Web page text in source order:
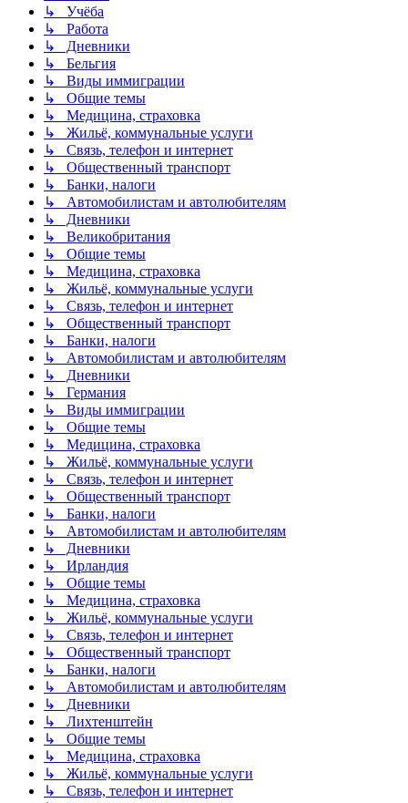
↳ Учёба
↳ Работа
↳ Дневники
↳ Бельгия
↳ Виды иммиграции
↳ Общие темы
↳ Медицина, страховка
↳ Жильё, коммунальные услуги
↳ Связь, телефон и интернет
↳ Общественный транспорт
↳ Банки, налоги
↳ Автомобилистам и автолюбителям
↳ Дневники
↳ Великобритания
↳ Общие темы
↳ Медицина, страховка
↳ Жильё, коммунальные услуги
↳ Связь, телефон и интернет
↳ Общественный транспорт
↳ Банки, налоги
↳ Автомобилистам и автолюбителям
↳ Дневники
↳ Германия
↳ Виды иммиграции
↳ Общие темы
↳ Медицина, страховка
↳ Жильё, коммунальные услуги
↳ Связь, телефон и интернет
↳ Общественный транспорт
↳ Банки, налоги
↳ Автомобилистам и автолюбителям
↳ Дневники
↳ Ирландия
↳ Общие темы
↳ Медицина, страховка
↳ Жильё, коммунальные услуги
↳ Связь, телефон и интернет
↳ Общественный транспорт
↳ Банки, налоги
↳ Автомобилистам и автолюбителям
↳ Дневники
↳ Лихтенштейн
↳ Общие темы
↳ Медицина, страховка
↳ Жильё, коммунальные услуги
↳ Связь, телефон и интернет